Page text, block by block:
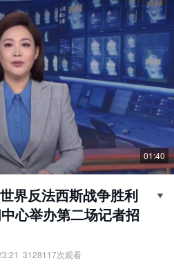
01:40
界反法西斯战争胜利
心举办第二场记者招
3128117次观看